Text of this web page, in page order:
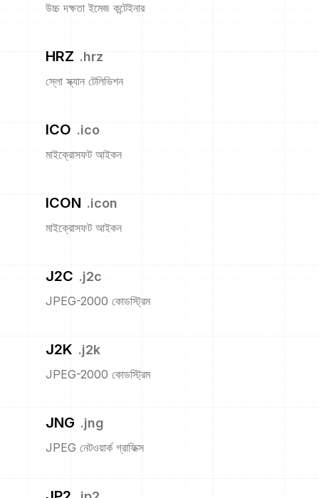
উচ্চ দক্ষতা ইমেজ কন্টেইনার
HRZ .hrz
স্লো স্ক্যান টেলিভিশন
ICO .ico
মাইক্রোসফট আইকন
ICON .icon
মাইক্রোসফট আইকন
J2C .j2c
JPEG-2000 কোডস্ট্রিম
J2K .j2k
JPEG-2000 কোডস্ট্রিম
JNG .jng
JPEG নেটওয়ার্ক গ্রাফিক্স